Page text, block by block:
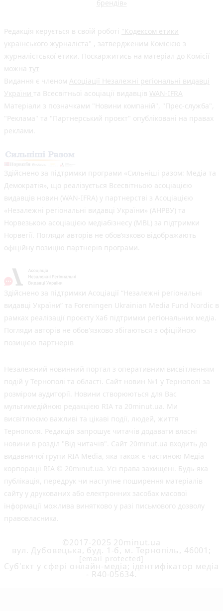
брендів»
Редакція керується в своїй роботі "Кодексом етики
українського журналіста" , затвердженим Комісією з
журналістської етики. Поскаржитись на матеріал до Комісії
можна тут
Видання є членом Асоціації Незалежні регіональні видавці
України та Всесвітньої асоціації видавців WAN-IFRA
Матеріали з позначками "Новини компаній", "Прес-служба",
"Реклама" та "Партнерський проєкт" опубліковані на правах
реклами.
Здійснено за підтримки програми «Сильніші разом: Медіа та
Демократія», що реалізується Всесвітньою асоціацією
видавців новин (WAN-IFRA) у партнерстві з Асоціацією
«Незалежні регіональні видавці України» (АНРВУ) та
Норвезькою асоціацією медіабізнесу (MBL) за підтримки
Норвегії. Погляди авторів не обов’язково відображають
офіційну позицію партнерів програми.
Здійснено за підтримки Асоціації “Незалежні регіональні
видавці України” та Foreningen Ukrainian Media Fund Nordic в
рамках реалізації проєкту Хаб підтримки регіональних медіа.
Погляди авторів не обов'язково збігаються з офіційною
позицією партнерів
Незалежний новинний портал з оперативним висвітленням
подій у Тернополі та області. Сайт новин №1 у Тернополі за
розміром аудиторії. Новини створюються для Вас
мультимедійною редакцією RIA та 20minut.ua. Ми
висвітлюємо важливі та цікаві події, людей, життя
Тернополя. Редакція запрошує читачів додавати власні
новини в розділ "Від читачів". Сайт 20minut.ua входить до
видавничої групи RIA Media, яка також є частиною Медіа
корпорації RIA © 20minut.ua. Усі права захищені. Будь-яка
публiкацiя, передрук чи наступне поширення матеріалів
сайту у друкованих або електронних засобах масової
інформації можлива винятково у разі письмового дозволу
правовласника.
©2017-2025 20minut.ua
вул. Дубовецька, буд. 1-б, м. Тернопіль, 46001;
[email protected]
Cуб'єкт у сфері онлайн-медіа; ідентифікатор медіа
- R40-05634.